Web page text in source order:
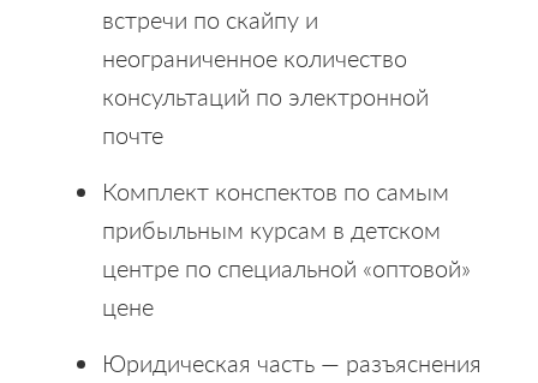
встречи по скайпу и
неограниченное количество
консультаций по электронной
почте
Комплект конспектов по самым
прибыльным курсам в детском
центре по специальной «оптовой»
цене
Юридическая часть — разъяснения